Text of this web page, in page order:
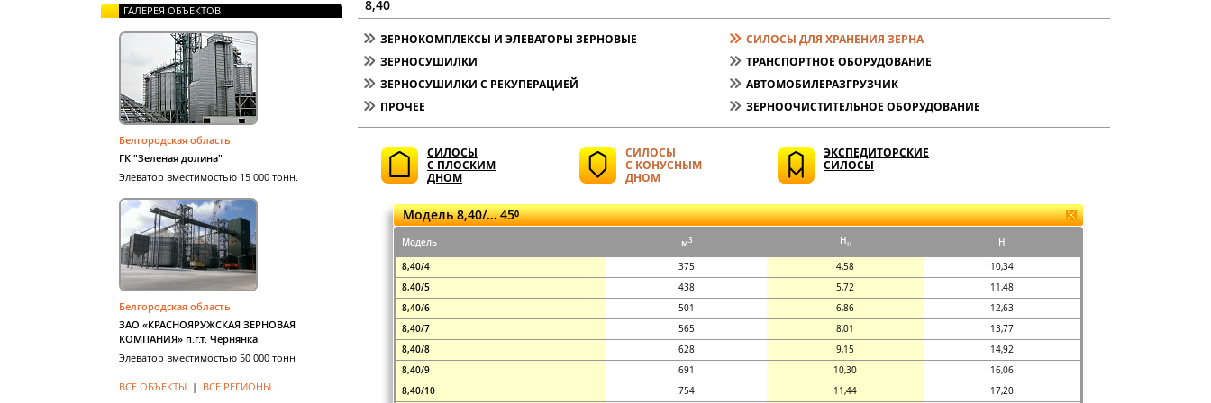
8,40
ЗЕРНОКОМПЛЕКСЫ И ЭЛЕВАТОРЫ ЗЕРНОВЫЕ
СИЛОСЫ ДЛЯ ХРАНЕНИЯ ЗЕРНА
ЗЕРНОСУШИЛКИ
ТРАНСПОРТНОЕ ОБОРУДОВАНИЕ
ЗЕРНОСУШИЛКИ С РЕКУПЕРАЦИЕЙ
АВТОМОБИЛЕРАЗГРУЗЧИК
ПРОЧЕЕ
ЗЕРНООЧИСТИТЕЛЬНОЕ ОБОРУДОВАНИЕ
СИЛОСЫ
С ПЛОСКИМ
ДНОМ
СИЛОСЫ
С КОНУСНЫМ
ДНОМ
ЭКСПЕДИТОРСКИЕ
СИЛОСЫ
Модель 8,40/… 45⁰
Модель м3 Hц
H
8,40/4
375 4,58
10,34
8,40/5
438 5,72
11,48
8,40/6
501 6,86
12,63
8,40/7
565 8,01
13,77
8,40/8
628 9,15
14,92
8,40/9
691 10,30
16,06
8,40/10
754 11,44 17,20
ГАЛЕРЕЯ ОБЪЕКТОВ
Белгородская область
ГК "Зеленая долина"
Элеватор вместимостью 15 000 тонн.
Белгородская область
ЗАО «КРАСНОЯРУЖСКАЯ ЗЕРНОВАЯ
КОМПАНИЯ» п.г.т. Чернянка
Элеватор вместимостью 50 000 тонн
ВСЕ ОБЪЕКТЫ | ВСЕ РЕГИОНЫ